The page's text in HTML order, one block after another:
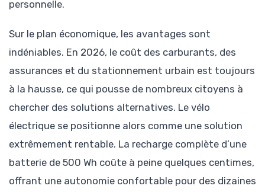
personnelle.
Sur le plan économique, les avantages sont
indéniables. En 2026, le coût des carburants, des
assurances et du stationnement urbain est toujours
à la hausse, ce qui pousse de nombreux citoyens à
chercher des solutions alternatives. Le vélo
électrique se positionne alors comme une solution
extrêmement rentable. La recharge complète d’une
batterie de 500 Wh coûte à peine quelques centimes,
offrant une autonomie confortable pour des dizaines